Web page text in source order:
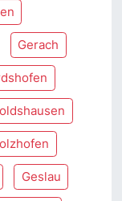
Gerach
Geslau